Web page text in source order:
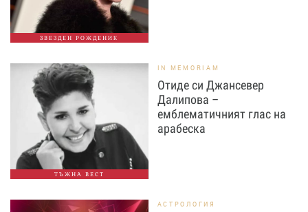
ЗВЕЗДЕН РОЖДЕНИК
ТЪЖНА ВЕСТ
IN MEMORIAM
Отиде си Джансевер
Далипова –
емблематичният глас на
арабеска
АСТРОЛОГИЯ